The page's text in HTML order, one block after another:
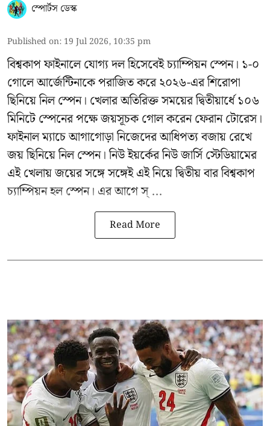
স্পোর্টস ডেস্ক
Published on: 19 Jul 2026, 10:35 pm
বিশ্বকাপ ফাইনালে যোগ্য দল হিসেবেই চ্যাম্পিয়ন স্পেন। ১-০
গোলে আর্জেন্টিনাকে পরাজিত করে ২০২৬-এর শিরোপা
ছিনিয়ে নিল স্পেন। খেলার অতিরিক্ত সময়ের দ্বিতীয়ার্ধে ১০৬
মিনিটে স্পেনের পক্ষে জয়সূচক গোল করেন ফেরান টোরেস।
ফাইনাল ম্যাচে আগাগোড়া নিজেদের আধিপত্য বজায় রেখে
জয় ছিনিয়ে নিল স্পেন। নিউ ইয়র্কের নিউ জার্সি স্টেডিয়ামের
এই খেলায় জয়ের সঙ্গে সঙ্গেই এই নিয়ে দ্বিতীয় বার বিশ্বকাপ
চ্যাম্পিয়ন হল স্পেন। এর আগে স্ ...
Read More